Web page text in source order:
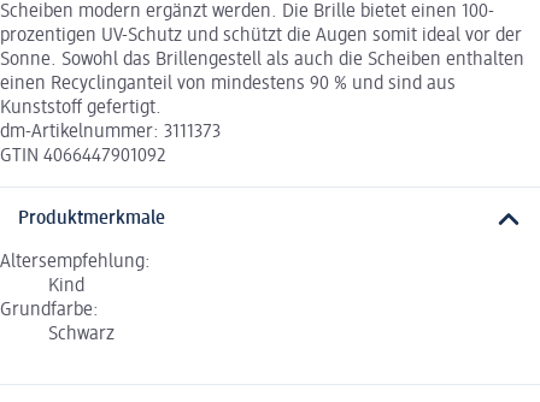
Scheiben modern ergänzt werden. Die Brille bietet einen 100-
prozentigen UV-Schutz und schützt die Augen somit ideal vor der
Sonne. Sowohl das Brillengestell als auch die Scheiben enthalten
einen Recyclinganteil von mindestens 90 % und sind aus
Kunststoff gefertigt.
dm-Artikelnummer: 3111373
GTIN 4066447901092
Produktmerkmale
Altersempfehlung:
Kind
Grundfarbe:
Schwarz